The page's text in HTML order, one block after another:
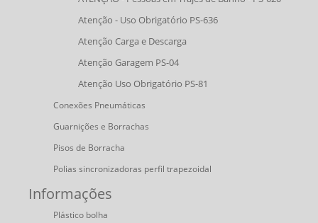
Atenção - Uso Obrigatório PS-636
Atenção Carga e Descarga
Atenção Garagem PS-04
Atenção Uso Obrigatório PS-81
Conexões Pneumáticas
Guarnições e Borrachas
Pisos de Borracha
Polias sincronizadoras perfil trapezoidal
Informações
Plástico bolha